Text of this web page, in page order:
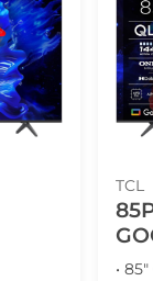
TCL
•